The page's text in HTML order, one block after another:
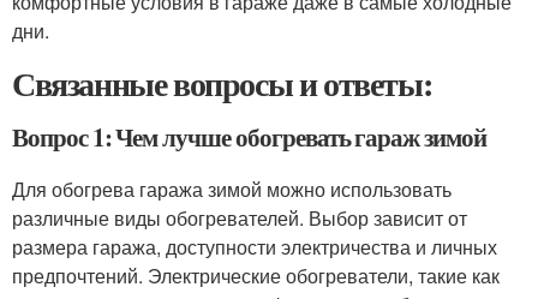
дни.
Связанные вопросы и ответы:
Вопрос 1: Чем лучше обогревать гараж зимой
Для обогрева гаража зимой можно использовать
различные виды обогревателей. Выбор зависит от
размера гаража, доступности электричества и личных
предпочтений. Электрические обогреватели, такие как